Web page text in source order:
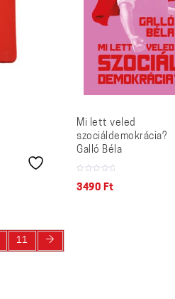
Mi lett veled
szociáldemokrácia?
Galló Béla
3490 Ft
11 →